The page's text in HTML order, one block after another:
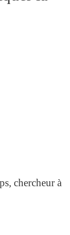
chercheur à